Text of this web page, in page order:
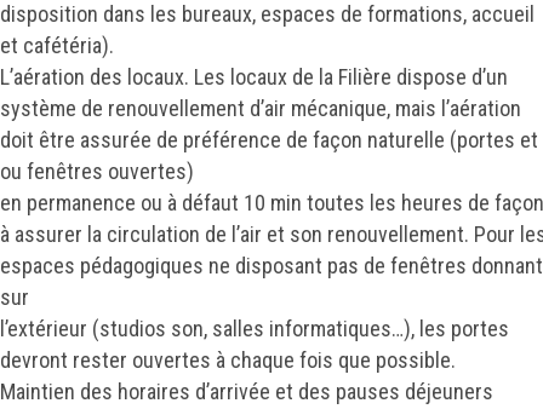
disposition dans les bureaux, espaces de formations, accueil
et cafétéria).
L’aération des locaux. Les locaux de la Filière dispose d’un
système de renouvellement d’air mécanique, mais l’aération
doit être assurée de préférence de façon naturelle (portes et
ou fenêtres ouvertes)
en permanence ou à défaut 10 min toutes les heures de
à assurer la circulation de l’air et son renouvellement. Pour
espaces pédagogiques ne disposant pas de fenêtres donnant
sur
l’extérieur (studios son, salles informatiques…), les portes
devront rester ouvertes à chaque fois que possible.
Maintien des horaires d’arrivée et des pauses déjeuners